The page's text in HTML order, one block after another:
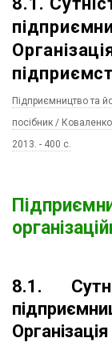
Підприємництво та
посібник /
2013. - 400 c.
8.1.